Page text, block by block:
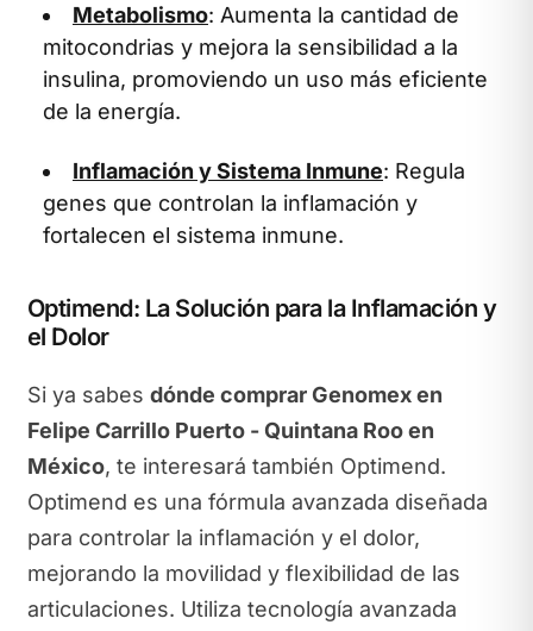
Metabolismo: Aumenta la cantidad de
mitocondrias y mejora la sensibilidad a la
insulina, promoviendo un uso más eficiente
de la energía.
Inflamación y Sistema Inmune: Regula
genes que controlan la inflamación y
fortalecen el sistema inmune.
Optimend: La Solución para la Inflamación y
el Dolor
Si ya sabes dónde comprar Genomex en
Felipe Carrillo Puerto - Quintana Roo en
México, te interesará también Optimend.
Optimend es una fórmula avanzada diseñada
para controlar la inflamación y el dolor,
mejorando la movilidad y flexibilidad de las
articulaciones. Utiliza tecnología avanzada